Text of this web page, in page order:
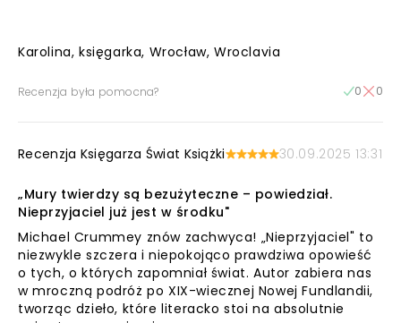
Karolina, księgarka, Wrocław, Wroclavia
Recenzja była pomocna? 0 0
Recenzja Księgarza Świat Książki 30.09.2025 13:31
„Mury twierdzy są bezużyteczne – powiedział.
Nieprzyjaciel już jest w środku"
Michael Crummey znów zachwyca! „Nieprzyjaciel" to
niezwykle szczera i niepokojąco prawdziwa opowieść
o tych, o których zapomniał świat. Autor zabiera nas
w mroczną podróż po XIX-wiecznej Nowej Fundlandii,
tworząc dzieło, które literacko stoi na absolutnie